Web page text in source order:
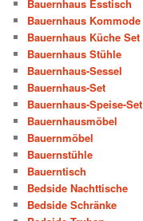
Bauernhaus Esstisch
Bauernhaus Kommode
Bauernhaus Küche Set
Bauernhaus Stühle
Bauernhaus-Sessel
Bauernhaus-Set
Bauernhaus-Speise-Set
Bauernhausmöbel
Bauernmöbel
Bauernstühle
Bauerntisch
Bedside Nachttische
Bedside Schränke